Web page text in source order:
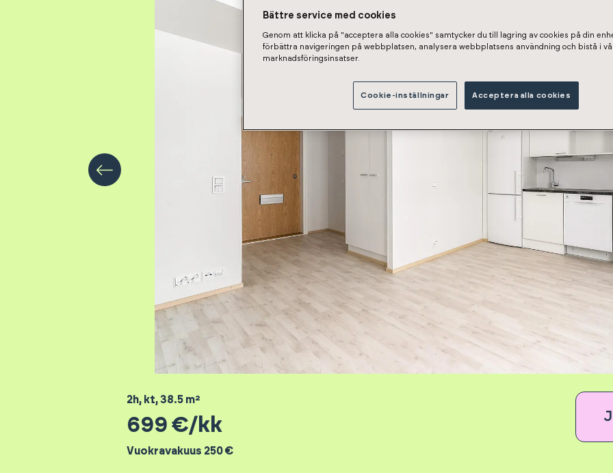
2h, kt,38.5m²
699 €/kk
Vuokravakuus 250 €
Bättre service med cookies
Genom att klicka på "acceptera alla cookies" samtycker du till lagring av cookies på din
förbättra navigeringen på webbplatsen, analysera webbplatsens användning och bistå i
marknadsföringsinsatser.
Cookie-inställningar Acceptera alla cookies